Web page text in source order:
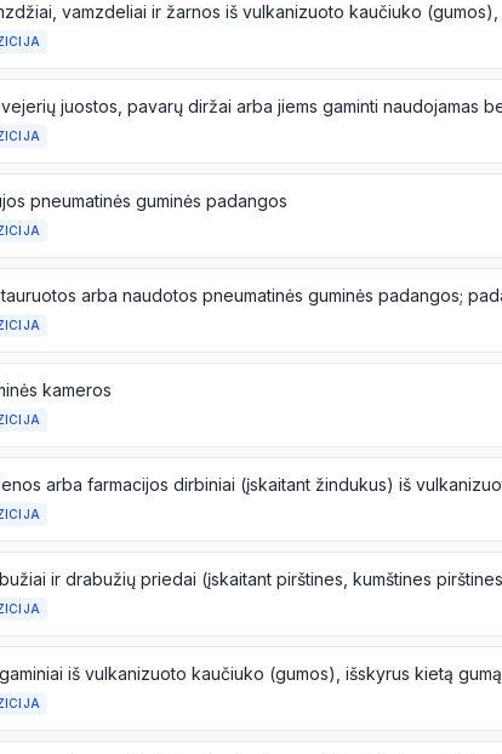
pneumatinės guminės padangos
kameros
iš vulkanizuoto kaučiuko (gumos), išskyrus kietą gumą